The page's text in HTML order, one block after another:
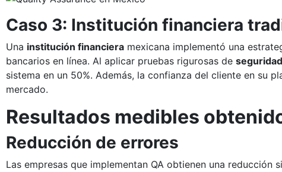
Caso 3: Institución financiera
Una institución financiera mexicana implementó una
bancarios en línea. Al aplicar pruebas rigurosas de
sistema en un 50%. Además, la confianza del cliente en su
mercado.
Resultados medibles
Reducción de errores
Las empresas que implementan QA obtienen una